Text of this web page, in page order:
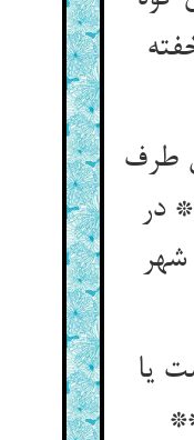
طرف
در
شهر
یا